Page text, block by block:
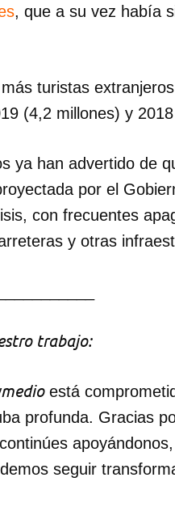
, que a su vez había
turistas
(4,2 millones) y
ya han advertido de
por el
con frecuentes
y otras
trabajo:
está
profunda. Gracias
seguir